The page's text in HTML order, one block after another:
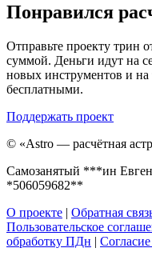
Понравился
Отправьте проекту
суммой. Деньги идут на
новых инструментов и на
бесплатными.
Поддержать проект
© «Astro — расчётная
Самозанятый ***ин
*506059682**
О проекте | Обратная
Пользовательское
обработку ПДн |